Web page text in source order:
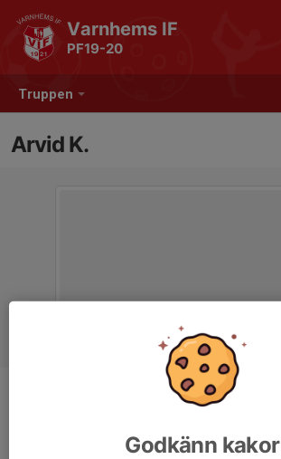
Truppen
Varnhems IF
PF19-20
Arvid K.
Tränare
Godkänn kakor